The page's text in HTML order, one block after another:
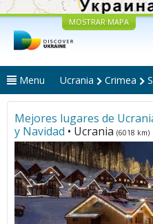
MOSTRAR MAPA
Menu Ucrania Crimea
Mejores lugares de
y Navidad • Ucrania (6018 km)